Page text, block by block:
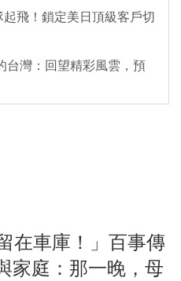
飛！鎖定美日頂級客戶切
台灣：回望精彩風雲，預
在車庫！」百事傳
家庭：那一晚，母